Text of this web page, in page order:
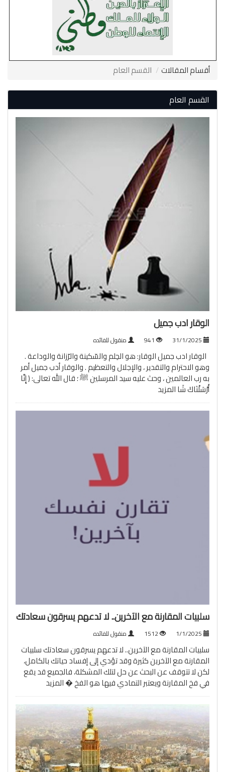
أقسام المقالات القسم العام
القسم العام
الوقار ادب جميل
941 منقول للفائده
الوقار ادب جميل الوقار: هو الحِلم والسّكينة والرّزانة والوداعة .
وهو الاحترام والتقدير ، والإجلال والتعظيم . والوقار أدب جميل أمر
به رب العالمين ، وحث عليه سيد المرسلين ﷺ ؛ قال الله تعالى: ﴿ إِنَّا
أَرْسَلْنَاكَ شَاالمزيد
سلبيات المقارنة مع الآخرين.. لا تدعهم يسرقون سعادتك
1512 منقول للفائده
سلبيات المقارنة مع الآخرين.. لا تدعهم يسرقون سعادتك سلبيات
المقارنة مع الآخرين كثيرة وقد تؤدي إلى إفساد حياتك بالكامل،
لكن لا تتوقف عن البحث عن حل لتلك المشكلة، فالجميع قد يقع
في فخ المقارنة ويعتبر التمادي فيها هو الفخ �المزيد